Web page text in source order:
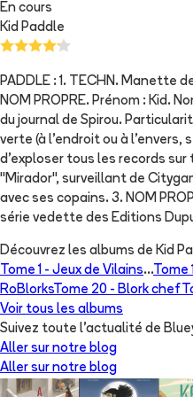
En cours
Kid Paddle
PADDLE : 1. TECHN. Manette
NOM PROPRE. Prénom : Kid.
du journal de Spirou.
verte (à l'endroit ou à l'envers,
d'exploser tous les records sur
"Mirador", surveillant de
avec ses copains. 3. NOM
série vedette des Editions
Découvrez les albums de Kid
Tome 1 - Jeux de Vilains...Tome
RoBlorksTome 20 - Blork chef
Voir tous les albums
Suivez toute l'actualité de
Aller sur notre blog
Aller sur notre blog